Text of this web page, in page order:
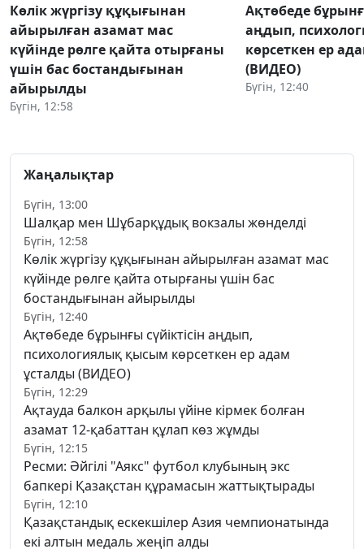
Көлік жүргізу құқығынан
айырылған азамат мас
күйінде рөлге қайта отырғаны
үшін бас бостандығынан
айырылды
Бүгін, 12:58
Ақтөбеде
аңдып,
көрсеткен ер
(ВИДЕО)
Бүгін, 12:40
Жаңалықтар
Бүгін, 13:00
Шалқар мен Шұбарқұдық вокзалы жөнделді
Бүгін, 12:58
Көлік жүргізу құқығынан айырылған азамат мас
күйінде рөлге қайта отырғаны үшін бас
бостандығынан айырылды
Бүгін, 12:40
Ақтөбеде бұрынғы сүйіктісін аңдып,
психологиялық қысым көрсеткен ер адам
ұсталды (ВИДЕО)
Бүгін, 12:29
Ақтауда балкон арқылы үйіне кірмек болған
азамат 12-қабаттан құлап көз жұмды
Бүгін, 12:15
Ресми: Әйгілі "Аякс" футбол клубының экс
бапкері Қазақстан құрамасын жаттықтырады
Бүгін, 12:10
Қазақстандық ескекшілер Азия чемпионатында
екі алтын медаль жеңіп алды